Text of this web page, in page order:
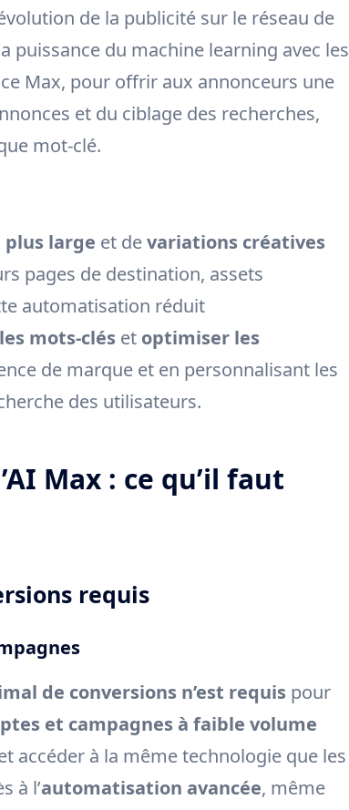
de la publicité sur le réseau de
puissance du machine learning avec les
Max, pour offrir aux annonceurs une
et du ciblage des recherches,
mot-clé.
plus large et devariations créatives
pages de destination, assets
automatisation réduit
mots-clés et optimiser les
de marque et en personnalisant les
des utilisateurs.
Max : ce qu’il faut
requis
de conversions n’est requis pour
et campagnes à faible volume
accéder à la même technologie que les
à l’automatisation avancée, même